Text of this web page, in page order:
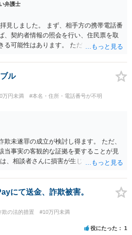
弁護士
見しました。 まず、相手方の携帯電話番
、契約者情報の照会を行い、住民票を取
る可能性はあります。 ただ、他人名義の
欺の事案であれば照会できる可能性はあ
経由する方法より難しくなります。 身元
返金請求ができません。 詐欺を含め、
かを確認していきます。 さらに、渡し
るかどうかも精査します。 上記を経て、
ると判断できるのであれば、まずは交渉
でしょう。 ご理解のとおり、詐欺である
ん。 刑事事件化が出来るのであれば、
がありますが、民事上の詐欺の立証以上
こちらについては、一度、最寄りの警察
ル
万円未満 #本名・住所・電話番号が不明
未遂罪の成立が検討し得ます。 ただ、
当事実の客観的な証拠を要することが見
、相談者さんに損害が生じていない以
での相談を検討ください。 上記、ご参考
にて送金、詐欺被害。
欺の法的措置
#10万円未満
役にたった 1